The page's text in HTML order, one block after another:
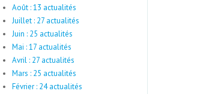
Août : 13 actualités
Juillet : 27 actualités
Juin : 25 actualités
Mai : 17 actualités
Avril : 27 actualités
Mars : 25 actualités
Février : 24 actualités